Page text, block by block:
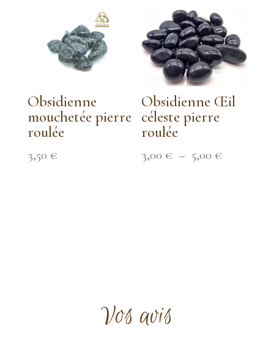
Obsidienne
mouchetée pierre
roulée
3,50 €
Obsidienne Œil
céleste pierre
roulée
3,00€ – 5,00€
Vos avis